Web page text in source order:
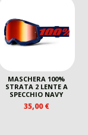
MASCHERA 100%
STRATA 2 LENTE A
SPECCHIO NAVY
35,00€